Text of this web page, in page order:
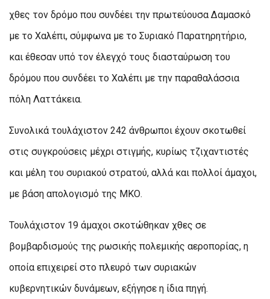
χθες τον δρόμο που συνδέει την πρωτεύουσα Δαμασκό
με το Χαλέπι, σύμφωνα με το Συριακό Παρατηρητήριο,
και έθεσαν υπό τον έλεγχό τους διασταύρωση του
δρόμου που συνδέει το Χαλέπι με την παραθαλάσσια
πόλη Λαττάκεια.
Συνολικά τουλάχιστον 242 άνθρωποι έχουν σκοτωθεί
στις συγκρούσεις μέχρι στιγμής, κυρίως τζιχαντιστές
και μέλη του συριακού στρατού, αλλά και πολλοί άμαχοι,
με βάση απολογισμό της ΜΚΟ.
Τουλάχιστον 19 άμαχοι σκοτώθηκαν χθες σε
βομβαρδισμούς της ρωσικής πολεμικής αεροπορίας, η
οποία επιχειρεί στο πλευρό των συριακών
κυβερνητικών δυνάμεων, εξήγησε η ίδια πηγή.